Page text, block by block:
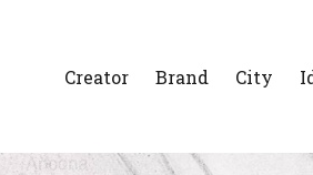
Creator Brand City